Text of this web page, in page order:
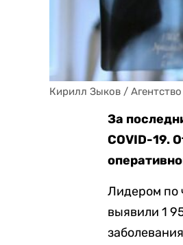
Кирилл Зыков /
За
COVID-19.
Лидером по
выявили 1